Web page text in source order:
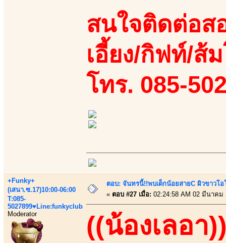
สนใจติดต่อส
เอี้ยง/กิฟท์/ส้
โทร. 085-
+Funky+
(เสนา.ซ.17)10:00-06:00
T:085-
5027899♥Line:funkyclub
Moderator
ตอบ: จันทรนี้!!พบเด็กน้อยสายC ผิวขาวโ
« ตอบ #27 เมื่อ: 02:24:58 AM 02 มีนาคม
((น้องเลอา